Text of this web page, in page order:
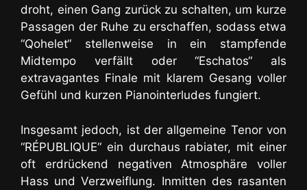
droht, einen Gang zurück zu schalten, um kurze
Passagen der Ruhe zu erschaffen, sodass etwa
“Qohelet“ stellenweise in ein stampfende
Midtempo verfällt oder “Eschatos“ als
extravagantes Finale mit klarem Gesang voller
Gefühl und kurzen Pianointerludes fungiert.
Insgesamt jedoch, ist der allgemeine Tenor von
“RÉPUBLIQUE“ ein durchaus rabiater, mit einer
oft erdrückend negativen Atmosphäre voller
Hass und Verzweiflung. Inmitten des rasanten